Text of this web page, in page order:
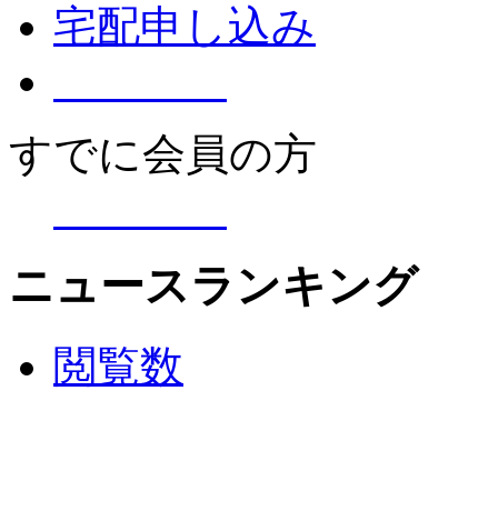
宅配申し込み
すでに会員の方
ニュースランキング
閲覧数